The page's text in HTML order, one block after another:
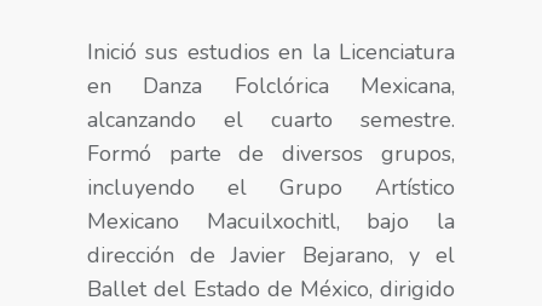
Inició sus estudios en la Licenciatura
en Danza Folclórica Mexicana,
alcanzando el cuarto semestre.
Formó parte de diversos grupos,
incluyendo el Grupo Artístico
Mexicano Macuilxochitl, bajo la
dirección de Javier Bejarano, y el
Ballet del Estado de México, dirigido